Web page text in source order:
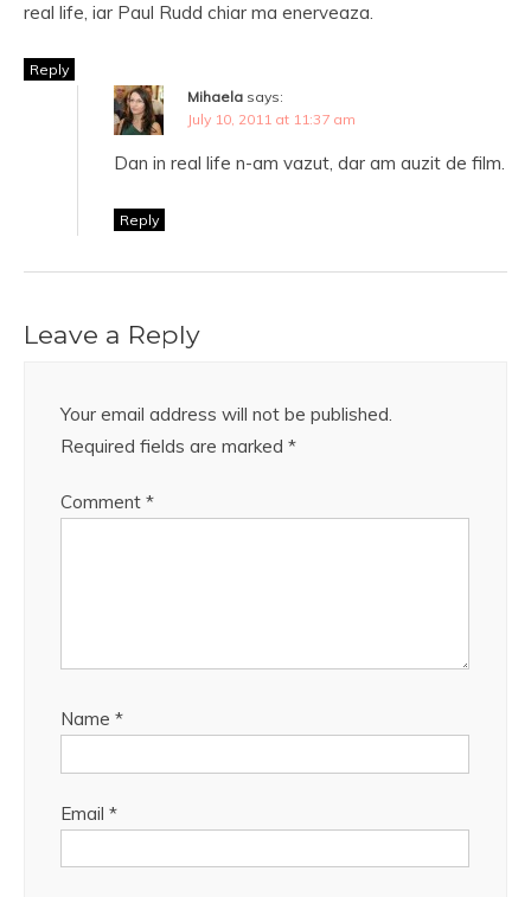
real life, iar Paul Rudd chiar ma enerveaza.
Reply
Mihaela says:
July 10, 2011 at 11:37 am
Dan in real life n-am vazut, dar am auzit de film.
Reply
Leave a Reply
Your email address will not be published.
Required fields are marked *
Comment *
Name *
Email *